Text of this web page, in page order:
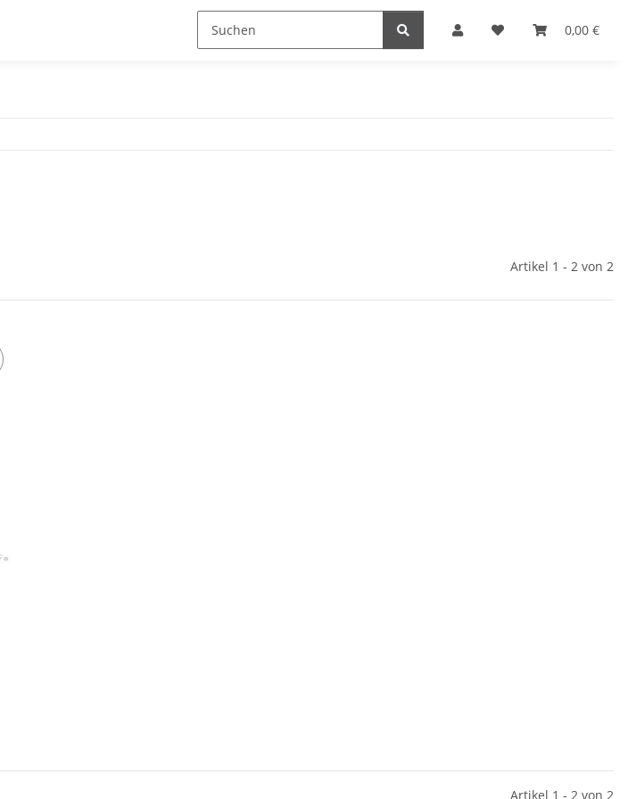
0,00 €
Artikel 1 - 2 von 2
Artikel 1 - 2 von 2